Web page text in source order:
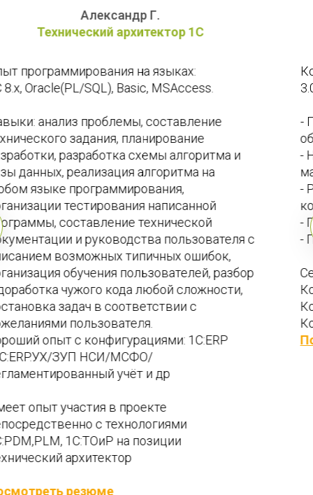
Андрей Е.
Программист 1С
Конфигурации: 1С УТ (10.3,11), 1С Розница (2 и
3.0)
- Подключение и настройка торгового
оборудования.
- Настройки и обучение работе с
маркированным товаром.
- Работа по 54фз (настройка и работа с
контрольно - кассовой техникой)
- Подключение и настройка системы МДЛП
- Подключение и настройка системы ЕГАИС
Сертификаты:
Консультант УНФ
Консультант 1С УТ
Консультант 1С Розница
Посмотреть резюме